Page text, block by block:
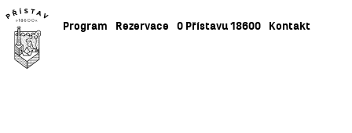
Program Rezervace O Přístavu 18600 Kontakt